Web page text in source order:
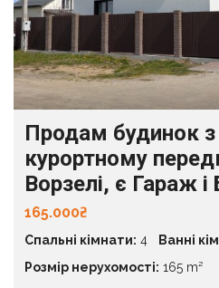
Продам будинок
курортному
Ворзелі, є Гараж і
165.000₴
Спальні кімнати: 4 Ванні
Розмір нерухомості: 165 m²